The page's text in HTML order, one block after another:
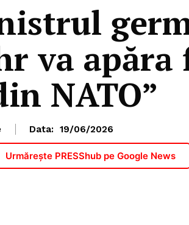
va apăra
NATO”
Data: 19/06/2026
Urmărește PRESShub pe Google News